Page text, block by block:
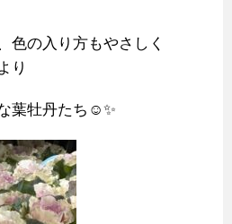
色の入り方もやさしく
り
葉牡丹たち☺️✨